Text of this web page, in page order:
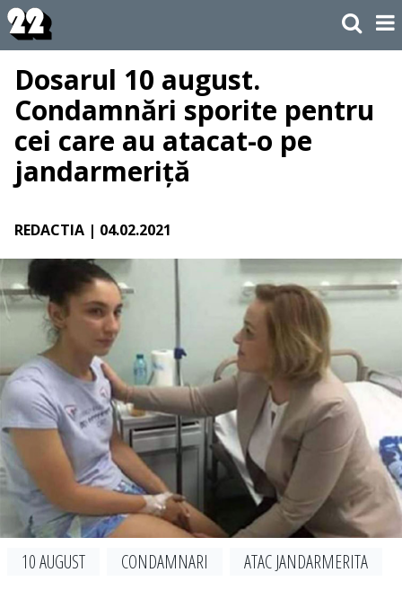
Dosarul 10 august.
Condamnări sporite pentru
cei care au atacat-o pe
jandarmeriță
REDACTIA | 04.02.2021
10 AUGUST CONDAMNARI
ATAC JANDARMERITA